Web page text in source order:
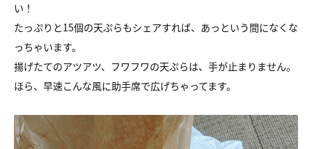
い！
たっぷりと15個の天ぷらもシェアすれば、あっという間になくな
っちゃいます。
揚げたてのアツアツ、フワフワの天ぷらは、手が止まりません。
ほら、早速こんな風に助手席で広げちゃってます。